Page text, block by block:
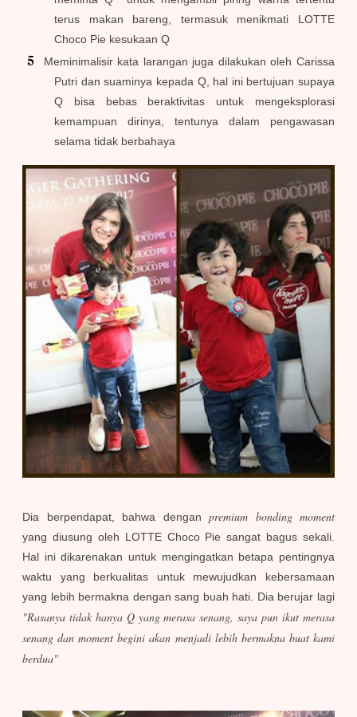
terus makan bareng, termasuk menikmati LOTTE
Choco Pie kesukaan Q
Meminimalisir kata larangan juga dilakukan oleh Carissa
Putri dan suaminya kepada Q, hal ini bertujuan supaya
Q bisa bebas beraktivitas untuk mengeksplorasi
kemampuan dirinya, tentunya dalam pengawasan
selama tidak berbahaya
Dia berpendapat, bahwa dengan premium bonding moment
yang diusung oleh LOTTE Choco Pie sangat bagus sekali.
Hal ini dikarenakan untuk mengingatkan betapa pentingnya
waktu yang berkualitas untuk mewujudkan kebersamaan
yang lebih bermakna dengan sang buah hati. Dia berujar lagi
"Rasanya tidak hanya Q yang merasa senang, saya pun ikut merasa
senang dan moment begini akan menjadi lebih bermakna buat kami
berdua"